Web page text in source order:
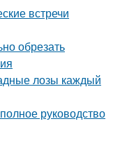
встречи
обрезать
лозы каждый
руководство